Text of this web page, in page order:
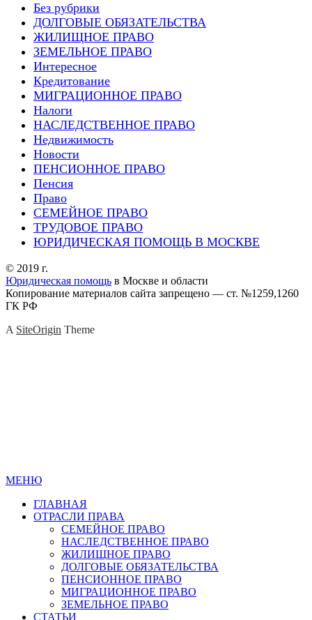
Без рубрики
ДОЛГОВЫЕ ОБЯЗАТЕЛЬСТВА
ЖИЛИЩНОЕ ПРАВО
ЗЕМЕЛЬНОЕ ПРАВО
Интересное
Кредитование
МИГРАЦИОННОЕ ПРАВО
Налоги
НАСЛЕДСТВЕННОЕ ПРАВО
Недвижимость
Новости
ПЕНСИОННОЕ ПРАВО
Пенсия
Право
СЕМЕЙНОЕ ПРАВО
ТРУДОВОЕ ПРАВО
ЮРИДИЧЕСКАЯ ПОМОЩЬ В МОСКВЕ
© 2019 г.
Юридическая помощь в Москве и области
Копирование материалов сайта запрещено — ст. №1259,1260
ГК РФ
A SiteOrigin Theme
МЕНЮ
ГЛАВНАЯ
ОТРАСЛИ ПРАВА
СЕМЕЙНОЕ ПРАВО
НАСЛЕДСТВЕННОЕ ПРАВО
ЖИЛИЩНОЕ ПРАВО
ДОЛГОВЫЕ ОБЯЗАТЕЛЬСТВА
ПЕНСИОННОЕ ПРАВО
МИГРАЦИОННОЕ ПРАВО
ЗЕМЕЛЬНОЕ ПРАВО
СТАТЬИ